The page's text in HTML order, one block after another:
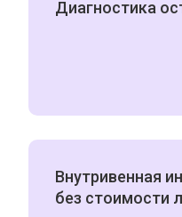
Диагностика
Внутривенная
без стоимости